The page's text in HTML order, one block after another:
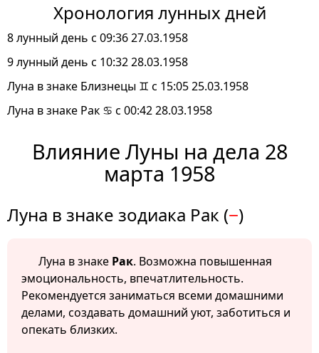
Хронология лунных дней
8 лунный день с 09:36 27.03.1958
9 лунный день с 10:32 28.03.1958
Луна в знаке Близнецы ♊ с 15:05 25.03.1958
Луна в знаке Рак ♋ с 00:42 28.03.1958
Влияние Луны на дела 28
марта 1958
Луна в знаке зодиака Рак (−)
Луна в знаке Рак. Возможна повышенная
эмоциональность, впечатлительность.
Рекомендуется заниматься всеми домашними
делами, создавать домашний уют, заботиться и
опекать близких.